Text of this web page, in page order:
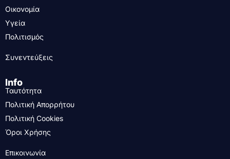
Οικονομία
Υγεία
Πολιτισμός
Συνεντεύξεις
Info
Ταυτότητα
Πολιτική Απορρήτου
Πολιτική Cookies
Όροι Χρήσης
Επικοινωνία